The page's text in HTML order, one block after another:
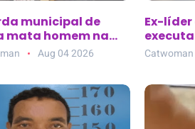
municipal de
mata homem na
Rui Barbosa em
(SP)
Aug 04 2026
Ex-líder
de
Parque
Catwoman